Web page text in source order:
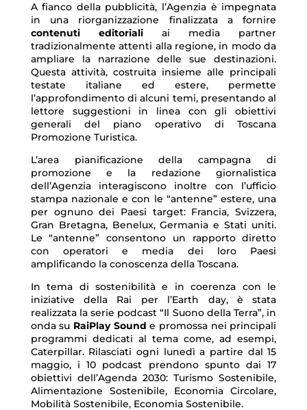
A fianco della pubblicità, l’Agenzia è impegnata
in una riorganizzazione finalizzata a fornire
contenuti editoriali ai media partner
tradizionalmente attenti alla regione, in modo da
ampliare la narrazione delle sue destinazioni.
Questa attività, costruita insieme alle principali
testate italiane ed estere, permette
l’approfondimento di alcuni temi, presentando al
lettore suggestioni in linea con gli obiettivi
generali del piano operativo di Toscana
Promozione Turistica.
L’area pianificazione della campagna di
promozione e la redazione giornalistica
dell’Agenzia interagiscono inoltre con l’ufficio
stampa nazionale e con le “antenne” estere, una
per ognuno dei Paesi target: Francia, Svizzera,
Gran Bretagna, Benelux, Germania e Stati uniti.
Le “antenne” consentono un rapporto diretto
con operatori e media dei loro Paesi
amplificando la conoscenza della Toscana.
In tema di sostenibilità e in coerenza con le
iniziative della Rai per l’Earth day, è stata
realizzata la serie podcast “Il Suono della Terra”, in
onda su RaiPlay Sound e promossa nei principali
programmi dedicati al tema come, ad esempi,
Caterpillar. Rilasciati ogni lunedì a partire dal 15
maggio, i 10 podcast prendono spunto dai 17
obiettivi dell’Agenda 2030: Turismo Sostenibile,
Alimentazione Sostenibile, Economia Circolare,
Mobilità Sostenibile, Economia Sostenibile.